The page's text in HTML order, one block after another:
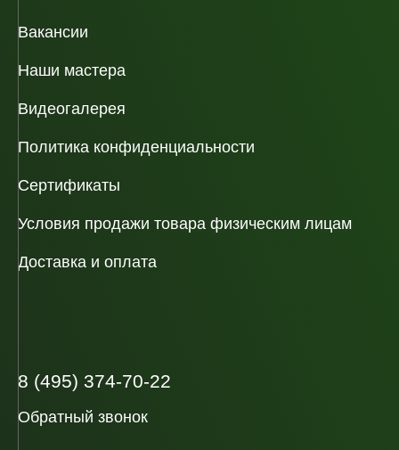
Вакансии
Наши мастера
Видеогалерея
Политика конфиденциальности
Сертификаты
Условия продажи товара физическим лицам
Доставка и оплата
8 (495) 374-70-22
Обратный звонок